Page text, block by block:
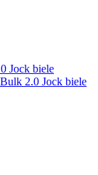
2.0 Jock biele